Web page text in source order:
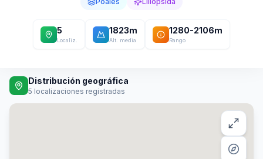
5
Localiz.
1823m
Alt. media
1280-2106m
Rango
Distribución geográfica
5 localizaciones registradas